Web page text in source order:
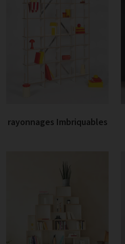
rayonnages Imbriquables